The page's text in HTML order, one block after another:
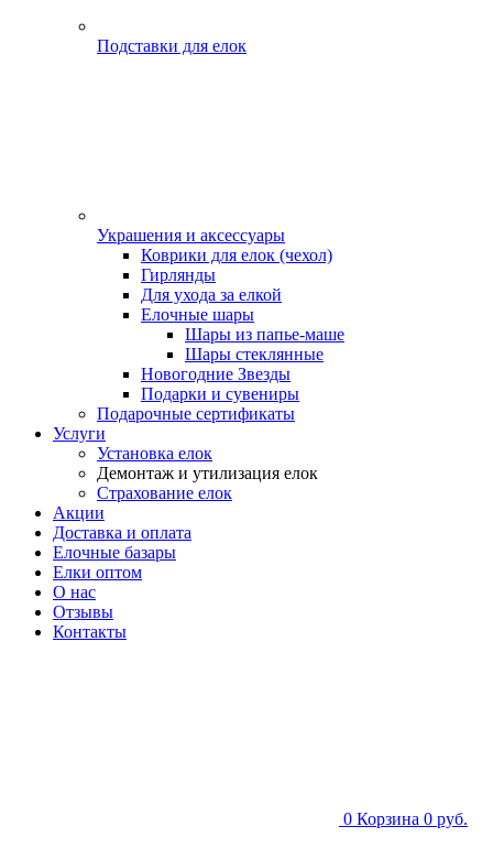
Подставки для елок
Украшения и аксессуары
Коврики для елок (чехол)
Гирлянды
Для ухода за елкой
Елочные шары
Шары из папье-маше
Шары стеклянные
Новогодние Звезды
Подарки и сувениры
Подарочные сертификаты
Услуги
Установка елок
Демонтаж и утилизация елок
Страхование елок
Акции
Доставка и оплата
Елочные базары
Елки оптом
О нас
Отзывы
Контакты
0 Корзина 0 руб.